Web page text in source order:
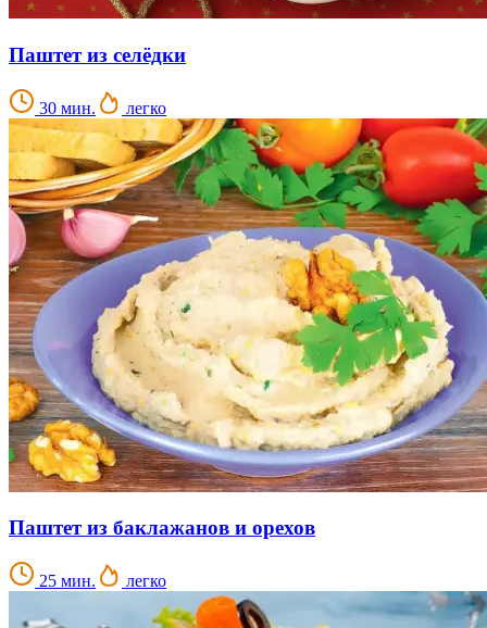
Паштет из селёдки
30 мин. легко
Паштет из баклажанов и орехов
25 мин. легко